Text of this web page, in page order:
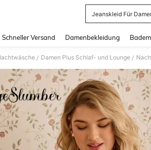
Jeanskleid Für
Schneller Versand Damenbekleidung
/ Damen Plus Schlaf- und Lounge /